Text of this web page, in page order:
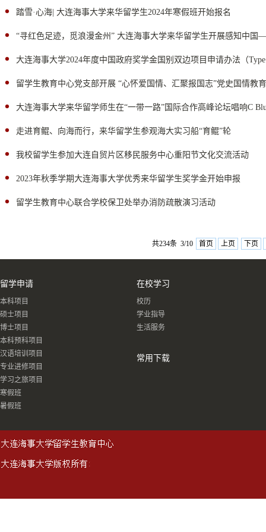
踏雪·心海| 大连海事大学来华留学生2024年寒假班开始报名
“寻红色足迹，觅浪漫金州” 大连海事大学来华留学生开展感知中国
大连海事大学2024年度中国政府奖学金国别双边项目申请办法（
留学生教育中心党支部开展 “心怀爱国情、汇聚报国志”党史国情教
大连海事大学来华留学师生在“一带一路”国际合作高峰论坛唱响C
走进育鲲、向海而行，来华留学生参观海大实习船“育鲲”轮
我校留学生参加大连自贸片区移民服务中心重阳节文化交流活动
2023年秋季学期大连海事大学优秀来华留学生奖学金开始申报
留学生教育中心联合学校保卫处举办消防疏散演习活动
共234条 3/10 首页 上页 下页
留学申请
本科项目
硕士项目
博士项目
本科预科项目
汉语培训项目
专业进修项目
学习之旅项目
寒假班
暑假班
在校学习
校历
学业指导
生活服务
常用下载